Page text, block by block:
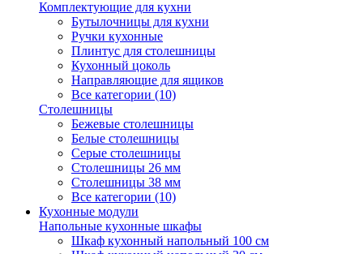
Комплектующие для кухни
Бутылочницы для кухни
Ручки кухонные
Плинтус для столешницы
Кухонный цоколь
Направляющие для ящиков
Все категории (10)
Столешницы
Бежевые столешницы
Белые столешницы
Серые столешницы
Столешницы 26 мм
Столешницы 38 мм
Все категории (10)
Кухонные модули
Напольные кухонные шкафы
Шкаф кухонный напольный 100 см